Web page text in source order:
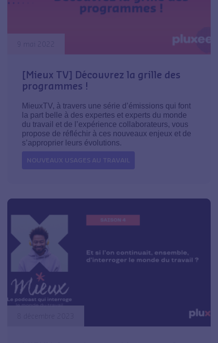
9 mai 2022
[Mieux TV] Découvrez la grille des
programmes !
MieuxTV, à travers une série d’émissions qui font
la part belle à des expertes et experts du monde
du travail et de l’expérience collaborateurs, vous
propose de réfléchir à ces nouveaux enjeux et de
s’approprier leurs évolutions.
NOUVEAUX USAGES AU TRAVAIL